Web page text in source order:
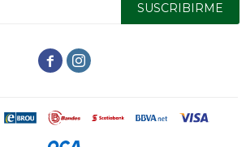
SUSCRIBIRME
 